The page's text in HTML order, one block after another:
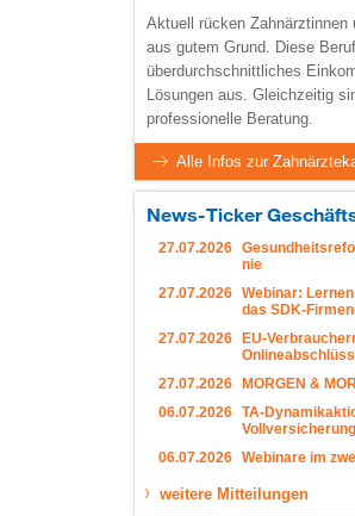
Aktuell rücken
aus gutem Grund. Diese
überdurchschnittliches
Lösungen aus. Gleichzeitig
professionelle Beratung.
Alle Infos zur
News-Ticker
27.07.2026
nie
27.07.2026 Webinar:
das SDK-
27.07.2026
EU-
27.07.2026
MORGEN &
06.07.2026 TA-
06.07.2026 Webinare im
weitere Mitteilungen